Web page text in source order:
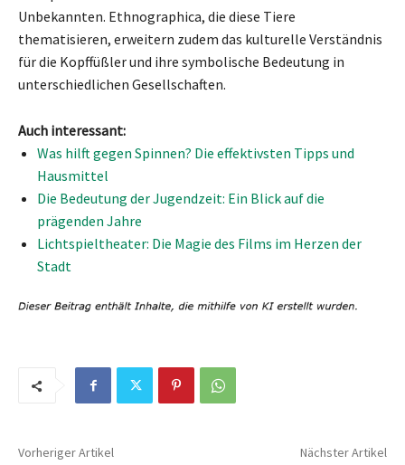
Unbekannten. Ethnographica, die diese Tiere
thematisieren, erweitern zudem das kulturelle Verständnis
für die Kopffüßler und ihre symbolische Bedeutung in
unterschiedlichen Gesellschaften.
Auch interessant:
Was hilft gegen Spinnen? Die effektivsten Tipps und
Hausmittel
Die Bedeutung der Jugendzeit: Ein Blick auf die
prägenden Jahre
Lichtspieltheater: Die Magie des Films im Herzen der
Stadt
Vorheriger Artikel Nächster Artikel